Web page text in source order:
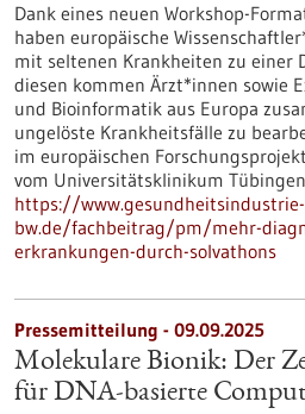
Dank eines neuen Workshop-
haben europäische
mit seltenen Krankheiten zu einer
diesen kommen Ärzt*innen sowie
und Bioinformatik aus Europa
ungelöste Krankheitsfälle zu
im europäischen
vom Universitätsklinikum
https://www.gesundheitsindustrie-
bw.de/fachbeitrag/pm/mehr-
erkrankungen-durch-solvathons
Pressemitteilung - 09.09.2025
Molekulare Bionik: Der
für DNA-basierte